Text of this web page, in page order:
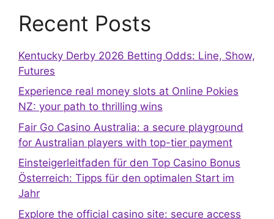
Recent Posts
Kentucky Derby 2026 Betting Odds: Line, Show,
Futures
Experience real money slots at Online Pokies
NZ: your path to thrilling wins
Fair Go Casino Australia: a secure playground
for Australian players with top-tier payment
Einsteigerleitfaden für den Top Casino Bonus
Österreich: Tipps für den optimalen Start im
Jahr
Explore the official casino site: secure access